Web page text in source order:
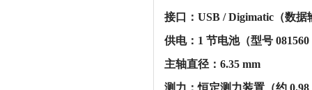
接口‌：USB / Digimatic（数据
供电‌：1 节电池（型号 081560
‌主轴直径‌：6.35 mm
测力‌：恒定测力装置（约 0.98